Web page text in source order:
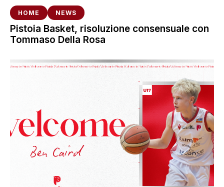
HOME NEWS
Pistoia Basket, risoluzione consensuale con
Tommaso Della Rosa